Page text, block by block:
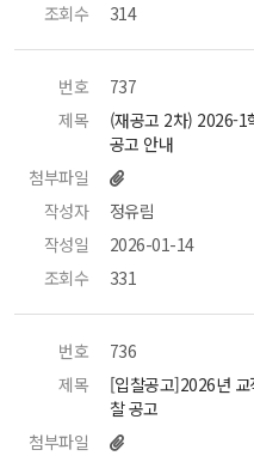
조회수
314
번호
737
제목
(재공고 2차) 2026-1
공고 안내
첨부파일
작성자
정유림
작성일
2026-01-14
조회수
331
번호
736
제목
[입찰공고]2026년 교
찰 공고
첨부파일